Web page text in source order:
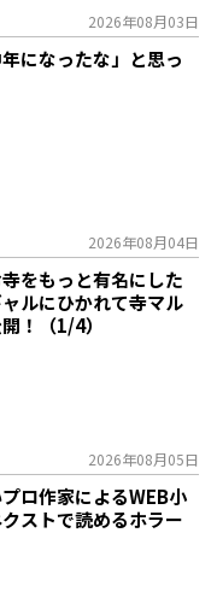
2026年08月03日
になったな」と思っ
2026年08月04日
をもっと有名にした
ルにひかれて寺マル
！（1/4）
2026年08月05日
ロ作家によるWEB小
クストで読めるホラー